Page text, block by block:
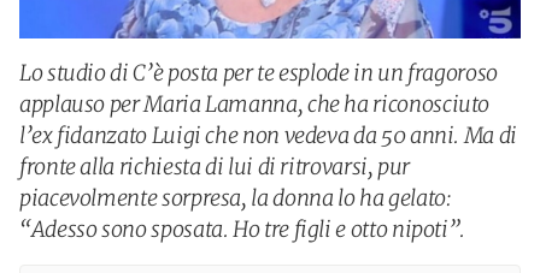
Lo studio di C’è posta per te esplode in un fragoroso
applauso per Maria Lamanna, che ha riconosciuto
l’ex fidanzato Luigi che non vedeva da 50 anni. Ma di
fronte alla richiesta di lui di ritrovarsi, pur
piacevolmente sorpresa, la donna lo ha gelato:
“Adesso sono sposata. Ho tre figli e otto nipoti”.